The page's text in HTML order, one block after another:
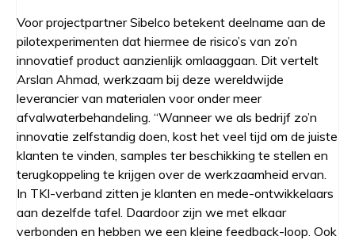
Voor projectpartner Sibelco betekent deelname aan de
pilotexperimenten dat hiermee de risico’s van zo’n
innovatief product aanzienlijk omlaaggaan. Dit vertelt
Arslan Ahmad, werkzaam bij deze wereldwijde
leverancier van materialen voor onder meer
afvalwaterbehandeling. “Wanneer we als bedrijf zo’n
innovatie zelfstandig doen, kost het veel tijd om de juiste
klanten te vinden, samples ter beschikking te stellen en
terugkoppeling te krijgen over de werkzaamheid ervan.
In TKI-verband zitten je klanten en mede-ontwikkelaars
aan dezelfde tafel. Daardoor zijn we met elkaar
verbonden en hebben we een kleine feedback-loop. Ook